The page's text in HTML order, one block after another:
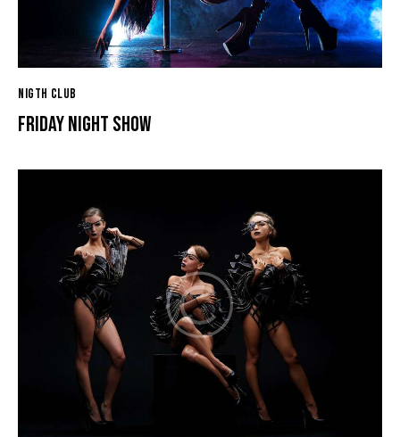
FRIDAY NIGHT SHOW
NIGTH CLUB